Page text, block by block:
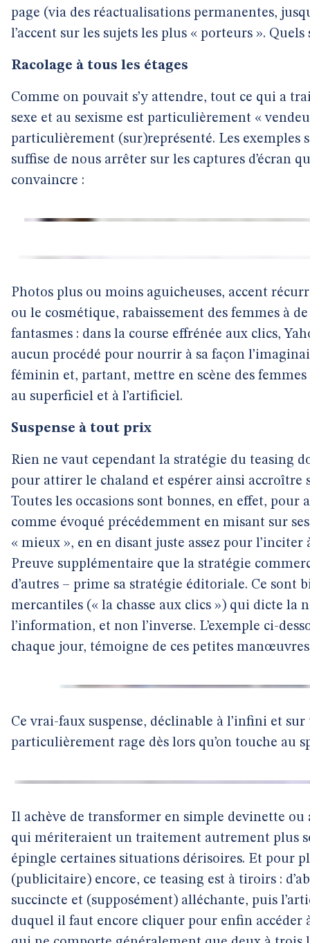
page (via des réactualisations permanentes,
l’accent sur les sujets les plus « porteurs ».
Racolage à tous les étages
Comme on pouvait s’y attendre, tout ce qui a
sexe et au sexisme est particulièrement «
particulièrement (sur)représenté. Les exemples
suffise de nous arrêter sur les captures d’écran
convaincre :
Photos plus ou moins aguicheuses, accent
ou le cosmétique, rabaissement des femmes à
fantasmes : dans la course effrénée aux clics,
aucun procédé pour nourrir à sa façon
féminin et, partant, mettre en scène des
au superficiel et à l’artificiel.
Suspense à tout prix
Rien ne vaut cependant la stratégie du teasing
pour attirer le chaland et espérer ainsi accroître
Toutes les occasions sont bonnes, en effet, pour
comme évoqué précédemment en misant sur
« mieux », en en disant juste assez pour
Preuve supplémentaire que la stratégie
d’autres – prime sa stratégie éditoriale. Ce sont
mercantiles (« la chasse aux clics ») qui dicte la
l’information, et non l’inverse. L’exemple ci-
chaque jour, témoigne de ces petites
Ce vrai-faux suspense, déclinable à l’infini et
particulièrement rage dès lors qu’on touche au
Il achève de transformer en simple devinette ou
qui mériteraient un traitement autrement plus
épingle certaines situations dérisoires. Et pour
(publicitaire) encore, ce teasing est à tiroirs :
succincte et (supposément) alléchante, puis
duquel il faut encore cliquer pour enfin accéder